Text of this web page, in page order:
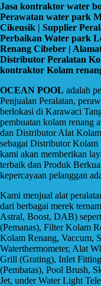
Jasa kontraktor water
Perawatan water park
Cikeusik | Supplier
Perbaikan Water park
Renang Cibeber |
Distributor Peralatan
kontraktor Kolam
OCEAN POOL adalah
Penjualan Peralatan,
berlokasi di Karawaci
pembuatan kolam renang
dan Distributor Alat
sebagai Distributor Kolam
kami akan memberikan
terbaik dan Produk
kepercayaan pelanggan
Kami menjual alat
dari berbagai merek
Astral, Boost, DAB)
(Pemanas), Filter Kolam
Kolam Renang, Vaccum,
Waterthermometer, Alat
Grill (Grating), Inlet
(Pembatas), Pool Brush,
Jet, under Water Light